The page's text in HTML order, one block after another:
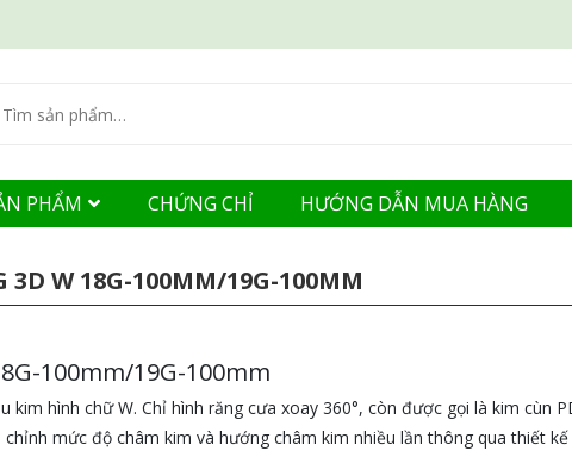
PHẨM CHỨNG CHỈ HƯỚNG DẪN MUA HÀNG
3D W 18G-100MM/19G-100MM
100mm/19G-100mm
hình chữ W. Chỉ hình răng cưa xoay 360°, còn được gọi là kim cùn
mức độ châm kim và hướng châm kim nhiều lần thông qua thiết